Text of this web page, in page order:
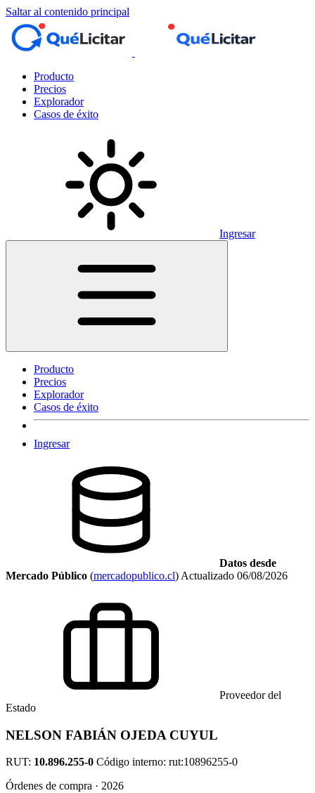
Saltar al contenido principal
Producto
Precios
Explorador
Casos de éxito
Ingresar
Producto
Precios
Explorador
Casos de éxito
Ingresar
Datos desde
Mercado Público (mercadopublico.cl) Actualizado 06/08/2026
Proveedor del
Estado
NELSON FABIÁN OJEDA CUYUL
RUT: 10.896.255-0 Código interno: rut:10896255-0
Órdenes de compra · 2026